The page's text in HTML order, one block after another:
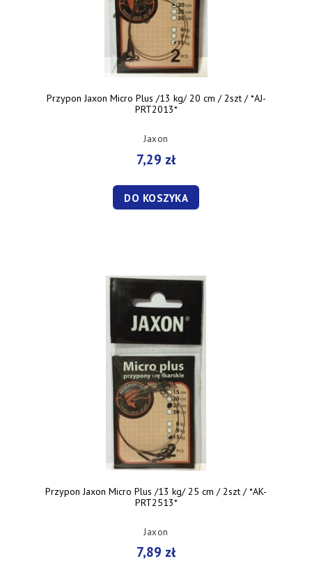
Przypon Jaxon Micro Plus /13 kg/ 20 cm / 2szt / *AJ-
PRT2013*
Jaxon
7,29 zł
DO KOSZYKA
Przypon Jaxon Micro Plus /13 kg/ 25 cm / 2szt / *AK-
PRT2513*
Jaxon
7,89 zł